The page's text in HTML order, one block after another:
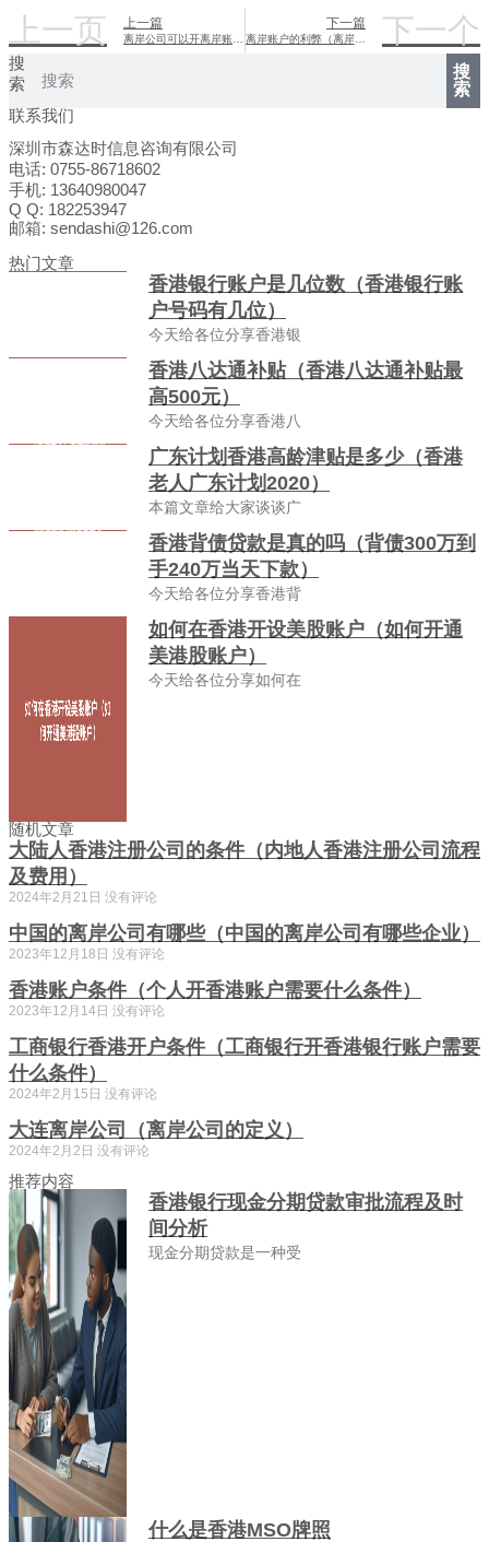
上一页 上一篇 下一篇
离岸账户的利弊（离岸账户有什么优势） 下一个
搜
索
搜
索
联系我们
深圳市森达时信息咨询有限公司
电话: 0755-86718602
手机: 13640980047
Q Q: 182253947
邮箱: sendashi@126.com
热门文章
香港银行账户是几位数（香港银行账
户号码有几位）
今天给各位分享香港银
香港八达通补贴（香港八达通补贴最
高500元）
今天给各位分享香港八
广东计划香港高龄津贴是多少（香港
老人广东计划2020）
本篇文章给大家谈谈广
香港背债贷款是真的吗（背债300万到
手240万当天下款）
今天给各位分享香港背
如何在香港开设美股账户（如何开通
美港股账户）
今天给各位分享如何在
随机文章
大陆人香港注册公司的条件（内地人香港注册公司流程
及费用）
2024年2月21日 没有评论
中国的离岸公司有哪些（中国的离岸公司有哪些企业）
2023年12月18日 没有评论
香港账户条件（个人开香港账户需要什么条件）
2023年12月14日 没有评论
工商银行香港开户条件（工商银行开香港银行账户需要
什么条件）
2024年2月15日 没有评论
大连离岸公司（离岸公司的定义）
2024年2月2日 没有评论
推荐内容
香港银行现金分期贷款审批流程及时
间分析
现金分期贷款是一种受
什么是香港MSO牌照